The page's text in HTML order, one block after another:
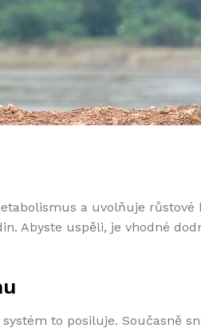
a uvolňuje
Abyste uspěli, je vhodné
to posiluje. Současně